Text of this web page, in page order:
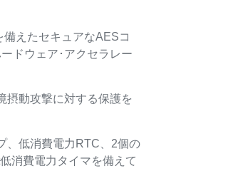
えたセキュアなAESコ
ドウェア･アクセラレー
摂動攻撃に対する保護を
、低消費電力RTC、2個の
消費電力タイマを備えて